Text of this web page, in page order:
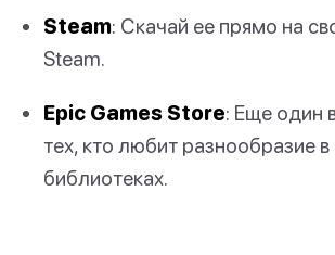
Steam: Скачай ее прямо на
Steam.
Epic Games Store: Еще один
тех, кто любит разнообразие
библиотеках.